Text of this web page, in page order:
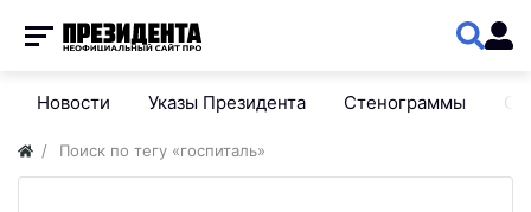
Новости Указы Президента Стенограммы
Поиск по тегу «госпиталь»